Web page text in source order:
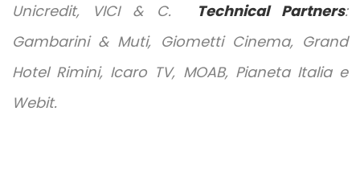
Unicredit, VICI & C.
Technical Partners:
Gambarini & Muti, Giometti Cinema, Grand
Hotel Rimini, Icaro TV, MOAB, Pianeta Italia e
Webit.